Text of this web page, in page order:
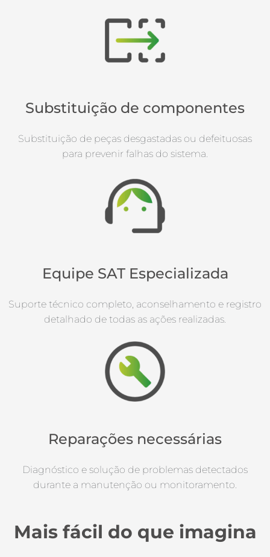
Substituição de componentes
Substituição de peças desgastadas ou defeituosas
para prevenir falhas do sistema.
Equipe SAT Especializada
Suporte técnico completo, aconselhamento e registro
detalhado de todas as ações realizadas.
Reparações necessárias
Diagnóstico e solução de problemas detectados
durante a manutenção ou monitoramento.
Mais fácil do que imagina